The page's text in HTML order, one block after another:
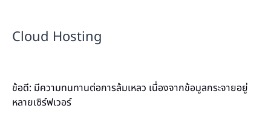
Cloud Hosting
ข้อดี: มีความทนทานต่อการล้มเหลว เนื่องจากข้อมูลกระจายอยู่
หลายเซิร์ฟเวอร์